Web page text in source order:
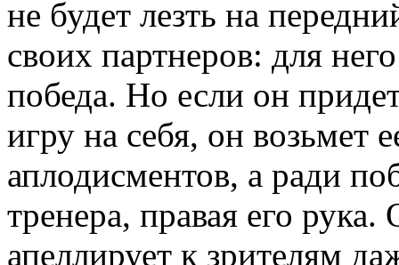
не будет лезть на
своих партнеров: для
победа. Но если он
игру на себя, он возьмет
аплодисментов, а ради
тренера, правая его
апеллирует к зрителям